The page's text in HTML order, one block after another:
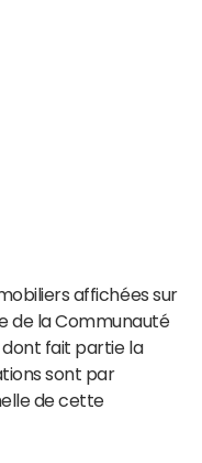
affichées sur
de la Communauté
dont fait partie la
sont par
de cette